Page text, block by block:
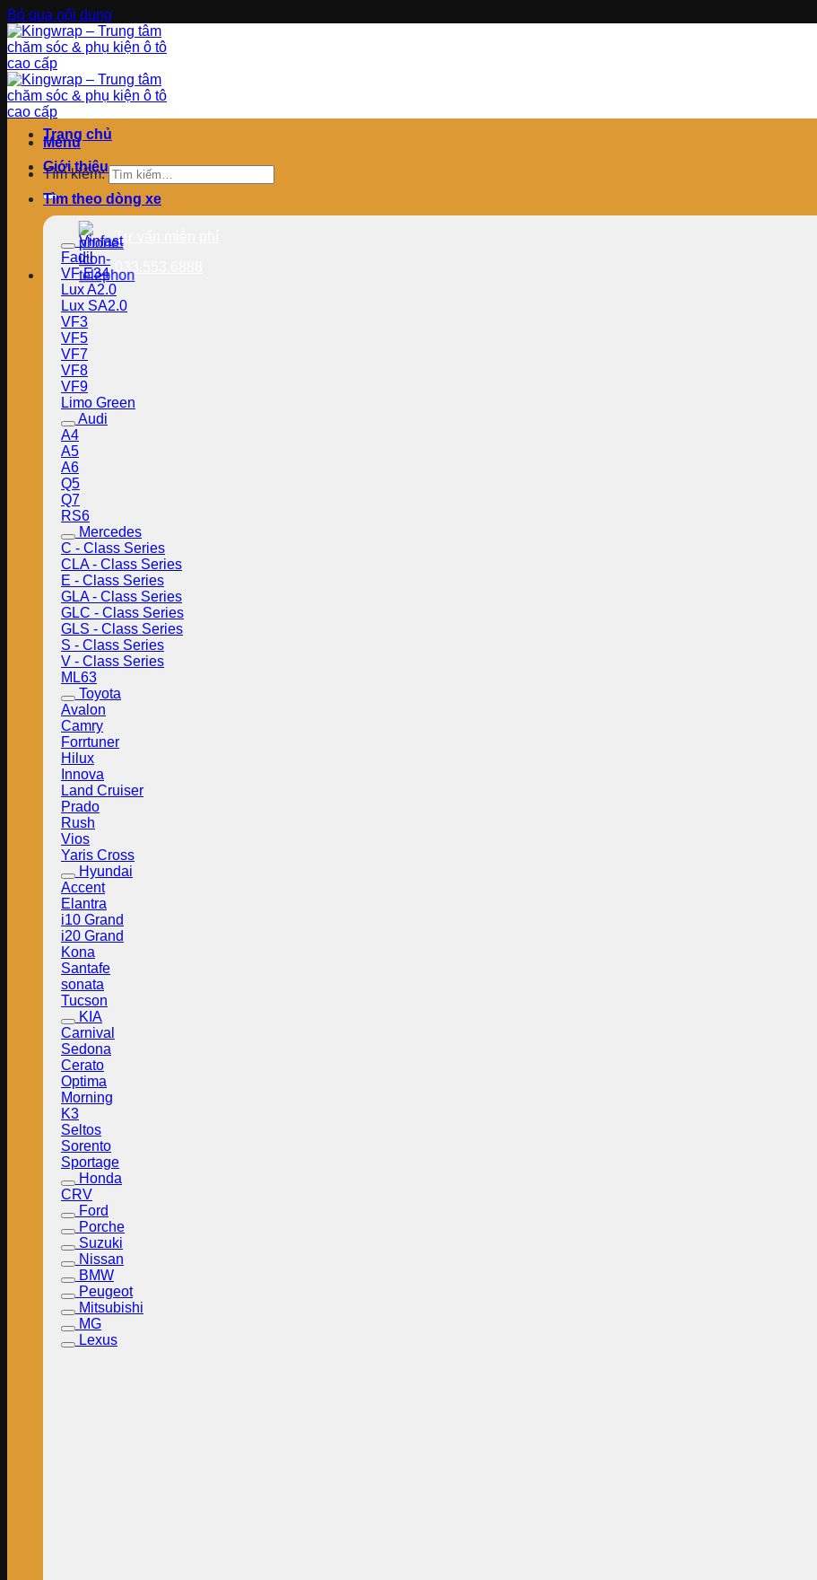
Bỏ qua nội dung
Menu
Tìm kiếm:
Tư vấn miễn phí
Trang chủ
Giới thiệu
Tìm theo dòng xe
Vinfast
Fadil
VF E34
Lux A2.0
Lux SA2.0
VF3
VF5
VF7
VF8
VF9
Limo Green
Audi
A4
A5
A6
Q5
Q7
RS6
Mercedes
C - Class Series
CLA - Class Series
E - Class Series
GLA - Class Series
GLC - Class Series
GLS - Class Series
S - Class Series
V - Class Series
ML63
Toyota
Avalon
Camry
Forrtuner
Hilux
Innova
Land Cruiser
Prado
Rush
Vios
Yaris Cross
Hyundai
Accent
Elantra
i10 Grand
i20 Grand
Kona
Santafe
sonata
Tucson
KIA
Carnival
Sedona
Cerato
Optima
Morning
K3
Seltos
Sorento
Sportage
Honda
CRV
Ford
Porche
Suzuki
Nissan
BMW
Peugeot
Mitsubishi
MG
Lexus